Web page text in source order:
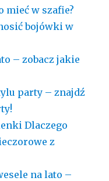
mieć w szafie?
bojówki w
– zobacz jakie
party – znajdź
Dlaczego
z
na lato –